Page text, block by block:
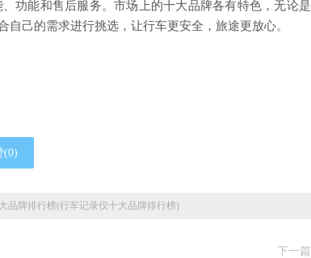
功能和售后服务。市场上的十大品牌各有特色，无论是
己的需求进行挑选，让行车更安全，旅途更放心。
(0)
品牌排行榜(行车记录仪十大品牌排行榜)
下一篇